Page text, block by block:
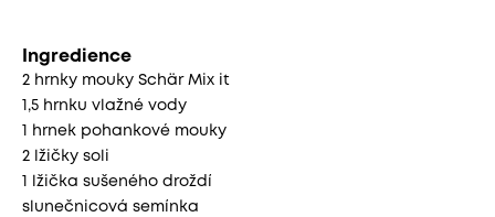
Ingredience
2 hrnky mouky Schär Mix it
1,5 hrnku vlažné vody
1 hrnek pohankové mouky
2 lžičky soli
1 lžička sušeného droždí
slunečnicová semínka